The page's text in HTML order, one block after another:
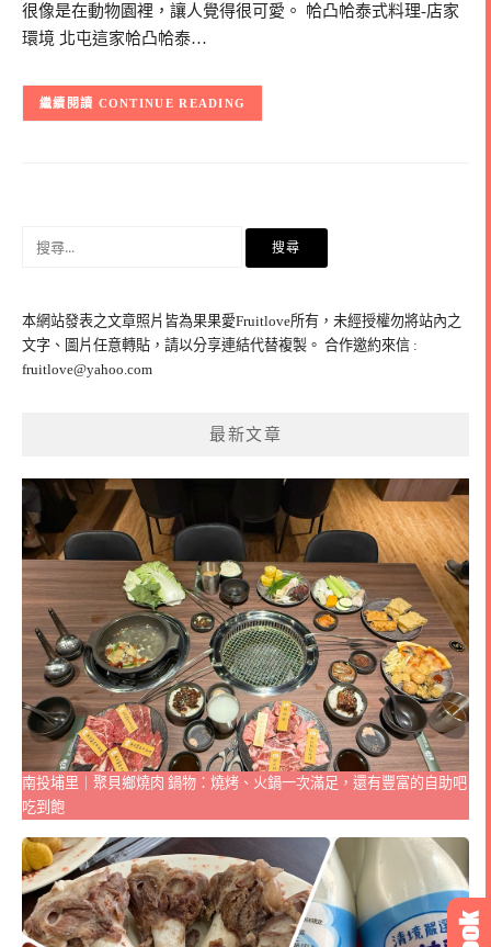
很像是在動物園裡，讓人覺得很可愛。 帢凸帢泰式料理-店家
環境 北屯這家帢凸帢泰…
CONTINUE READING
字:
本網站發表之文章照片皆為果果愛Fruitlove所有，未經授權勿將站內之
文字、圖片任意轉貼，請以分享連結代替複製。 合作邀約來信 :
fruitlove@yahoo.com
最新文章
南投埔里｜聚貝鄉燒肉 鍋物：燒烤、火鍋一次滿足，還有豐富的自助吧
吃到飽